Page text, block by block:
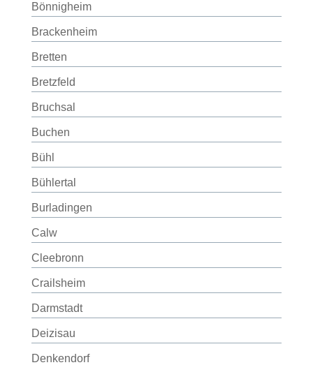
Bönnigheim
Brackenheim
Bretten
Bretzfeld
Bruchsal
Buchen
Bühl
Bühlertal
Burladingen
Calw
Cleebronn
Crailsheim
Darmstadt
Deizisau
Denkendorf